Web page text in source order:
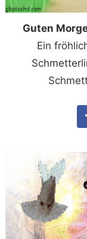
Guten
Ein